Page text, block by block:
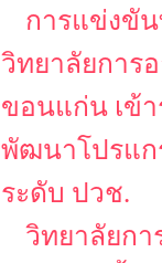
การแข่งขั
วิทยาลัยการ
ขอนแก่น เข้
พัฒนาโปรแก
ระดับ ปวช.
วิทยาลัยกา